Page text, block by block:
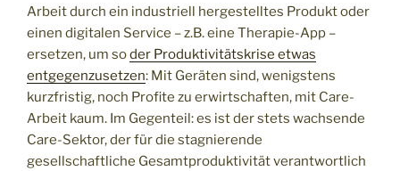
Arbeit durch ein industriell hergestelltes Produkt oder
einen digitalen Service – z.B. eine Therapie-App –
ersetzen, um soder Produktivitätskrise etwas
entgegenzusetzen: Mit Geräten sind, wenigstens
kurzfristig, noch Profite zu erwirtschaften, mit Care-
Arbeit kaum. Im Gegenteil: es ist der stets wachsende
Care-Sektor, der für die stagnierende
gesellschaftliche Gesamtproduktivität verantwortlich